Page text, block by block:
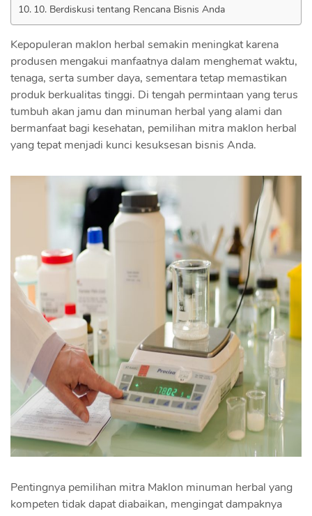
10. Berdiskusi tentang Rencana Bisnis Anda
Kepopuleran maklon herbal semakin meningkat karena
produsen mengakui manfaatnya dalam menghemat waktu,
tenaga, serta sumber daya, sementara tetap memastikan
produk berkualitas tinggi. Di tengah permintaan yang terus
tumbuh akan jamu dan minuman herbal yang alami dan
bermanfaat bagi kesehatan, pemilihan mitra maklon herbal
yang tepat menjadi kunci kesuksesan bisnis Anda.
Pentingnya pemilihan mitra Maklon minuman herbal yang
kompeten tidak dapat diabaikan, mengingat dampaknya